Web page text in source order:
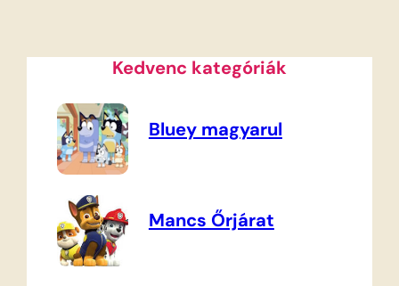
Kedvenc kategóriák
Bluey magyarul
Mancs Őrjárat